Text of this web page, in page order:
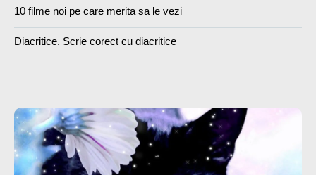
10 filme noi pe care merita sa le vezi
Diacritice. Scrie corect cu diacritice